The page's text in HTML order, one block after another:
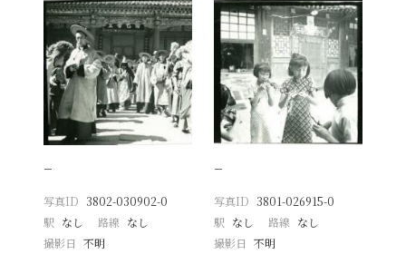
−
写真ID 3802-030902-0
駅 なし 路線 なし
撮影日
不明
−
写真ID 3801-026915-0
駅 なし 路線 なし
撮影日 不明